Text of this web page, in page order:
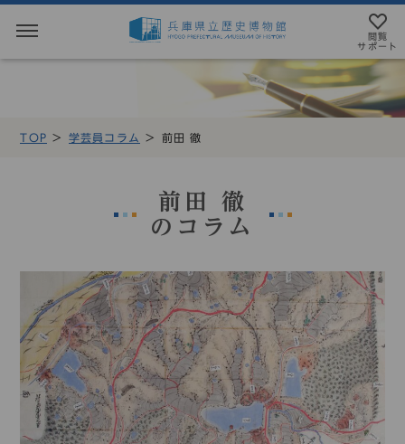
TOP 学芸員コラム 前田 徹
前田 徹
のコラム
閲覧
サポート
展示・展覧会
もよおし
コレクション
音声読み上げについて
文字サイズ設定
標準 大 特大
カラー設定